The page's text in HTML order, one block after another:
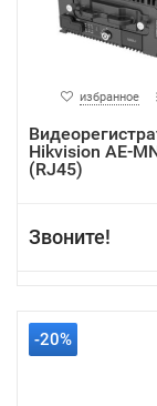
избранное
Hikvision AE-
(RJ45)
Звоните!
-20%